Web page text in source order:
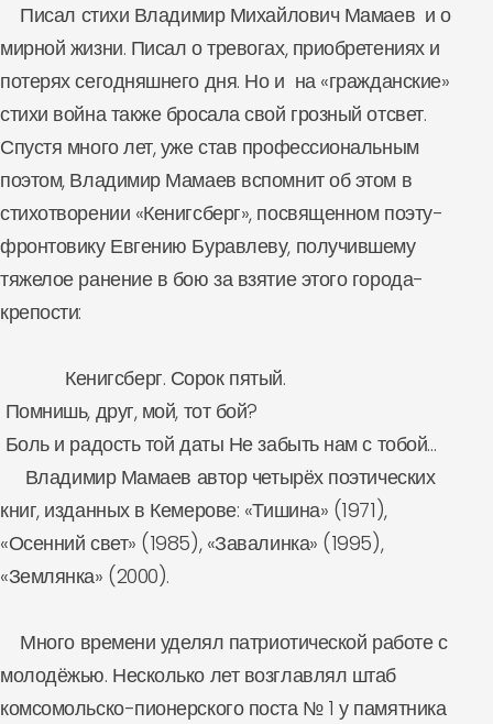
Писал стихи Владимир Михайлович Мамаев и о
мирной жизни. Писал о тревогах, приобретениях и
потерях сегодняшнего дня. Но и на «гражданские»
стихи война также бросала свой грозный отсвет.
Спустя много лет, уже став профессиональным
поэтом, Владимир Мамаев вспомнит об этом в
стихотворении «Кенигсберг», посвященном поэту-
фронтовику Евгению Буравлеву, получившему
тяжелое ранение в бою за взятие этого города-
крепости:
Кенигсберг. Сорок пятый.
Помнишь, друг, мой, тот бой?
Боль и радость той даты Не забыть нам с тобой…
Владимир Мамаев автор четырёх поэтических
книг, изданных в Кемерове: «Тишина» (1971),
«Осенний свет» (1985), «Завалинка» (1995),
«Землянка» (2000).
Много времени уделял патриотической работе с
молодёжью. Несколько лет возглавлял штаб
комсомольско-пионерского поста № 1 у памятника